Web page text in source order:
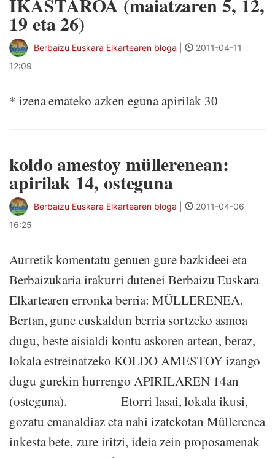
19 eta 26)
Berbaizu Euskara Elkartearen bloga
2011-04-11
12:09
* izena emateko azken eguna apirilak 30
koldo amestoy müllerenean:
apirilak 14, osteguna
Berbaizu Euskara Elkartearen bloga
2011-04-06
16:25
Aurretik komentatu genuen gure bazkideei eta
Berbaizukaria irakurri dutenei Berbaizu Euskara
Elkartearen erronka berria: MÜLLERENEA.
Bertan, gune euskaldun berria sortzeko asmoa
dugu, beste aisialdi kontu askoren artean, beraz,
lokala estreinatzeko KOLDO AMESTOY izango
dugu gurekin hurrengo APIRILAREN 14an
(osteguna). Etorri lasai, lokala ikusi,
gozatu emanaldiaz eta nahi izatekotan Müllerenea
inkesta bete, zure iritzi, ideia zein proposamenak